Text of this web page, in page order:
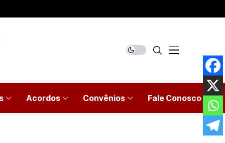
Acordos Convênios Fale Conosco